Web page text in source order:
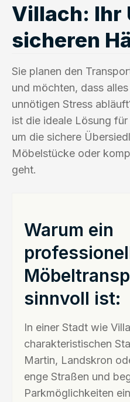
Villach: Ihr
sicheren
Sie planen den
und möchten, dass
unnötigen Stress
ist die ideale Lösung
um die sichere
Möbelstücke oder
geht.
Warum ein
sinnvoll ist:
In einer Stadt wie
charakteristischen
Martin, Landskron
enge Straßen und
Parkmöglichkeiten